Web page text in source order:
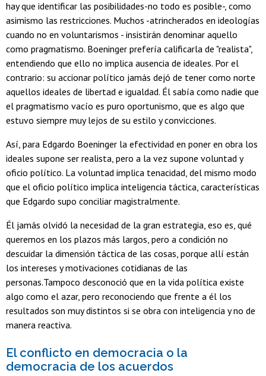
hay que identificar las posibilidades-no todo es posible-, como
asimismo las restricciones. Muchos -atrincherados en ideologías
cuando no en voluntarismos - insistirán denominar aquello
como pragmatismo. Boeninger prefería calificarla de "realista",
entendiendo que ello no implica ausencia de ideales. Por el
contrario: su accionar político jamás dejó de tener como norte
aquellos ideales de libertad e igualdad. Él sabía como nadie que
el pragmatismo vacío es puro oportunismo, que es algo que
estuvo siempre muy lejos de su estilo y convicciones.
Así, para Edgardo Boeninger la efectividad en poner en obra los
ideales supone ser realista, pero a la vez supone voluntad y
oficio político. La voluntad implica tenacidad, del mismo modo
que el oficio político implica inteligencia táctica, características
que Edgardo supo conciliar magistralmente.
Él jamás olvidó la necesidad de la gran estrategia, eso es, qué
queremos en los plazos más largos, pero a condición no
descuidar la dimensión táctica de las cosas, porque allí están
los intereses y motivaciones cotidianas de las
personas.Tampoco desconoció que en la vida política existe
algo como el azar, pero reconociendo que frente a él los
resultados son muy distintos si se obra con inteligencia y no de
manera reactiva.
El conflicto en democracia o la
democracia de los acuerdos